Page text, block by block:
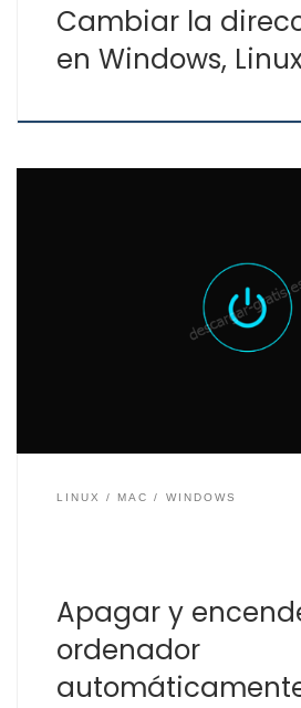
Cambiar la
en Windows,
Programar el apagado de tu
opción, ya que a parte del
genera el equipo ya sea
eléctrica o de la batería en caso
mediante batería. Y los
LINUX MAC WINDOWS
Apagar y
ordenador